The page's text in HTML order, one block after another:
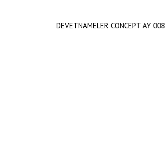
DEVETNAMELER CONCEPT AY 008